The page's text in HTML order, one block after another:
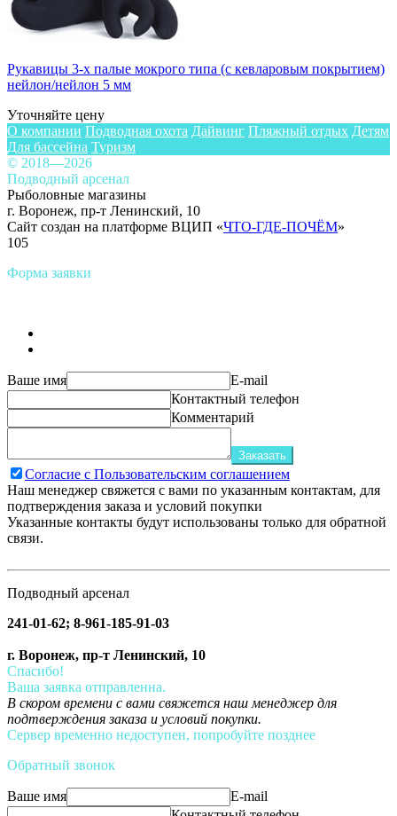
Рукавицы 3-х палые мокрого типа (с кевларовым покрытием)
нейлон/нейлон 5 мм
Уточняйте цену
О компании Подводная охота Дайвинг Пляжный отдых Детям
Для бассейна Туризм
© 2018—2026
Подводный арсенал
Рыболовные магазины
г. Воронеж, пр-т Ленинский, 10
Сайт создан на платформе ВЦИП «ЧТО-ГДЕ-ПОЧЁМ»
105
Форма заявки
Ваше имя
E-mail
Контактный телефон
Комментарий
Заказать
Согласие с Пользовательским соглашением
Наш менеджер свяжется с вами по указанным контактам, для
подтверждения заказа и условий покупки
Указанные контакты будут использованы только для обратной
связи.
Подводный арсенал
241-01-62; 8-961-185-91-03
г. Воронеж, пр-т Ленинский, 10
Спасибо!
Ваша заявка отправленна.
В скором времени с вами свяжется наш менеджер для
подтверждения заказа и условий покупки.
Сервер временно недоступен, попробуйте позднее
Обратный звонок
Ваше имя
E-mail